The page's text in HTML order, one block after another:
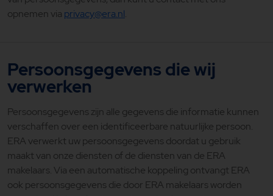
opnemen via privacy@era.nl.
Persoonsgegevens die wij
verwerken
Persoonsgegevens zijn alle gegevens die informatie kunnen
verschaffen over een identificeerbare natuurlijke persoon.
ERA verwerkt uw persoonsgegevens doordat u gebruik
maakt van onze diensten of de diensten van de ERA
makelaars. Via een automatische koppeling ontvangt ERA
ook persoonsgegevens die door ERA makelaars worden